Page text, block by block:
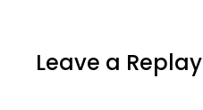
Leave a Replay